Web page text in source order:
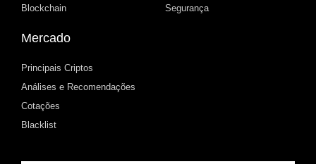
Blockchain
Segurança
Mercado
Principais Criptos
Análises e Recomendações
Cotações
Blacklist